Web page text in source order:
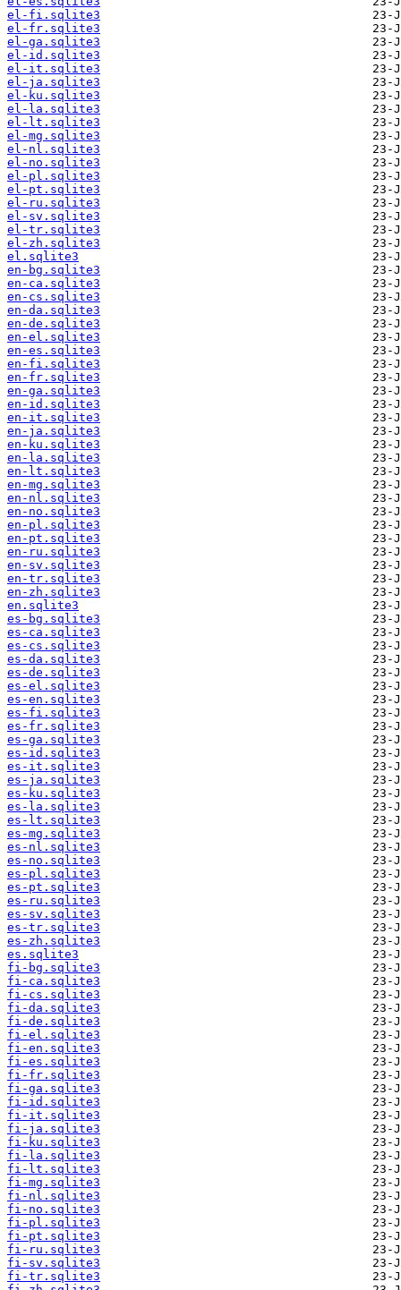
el-fi.sqlite3
el-fr.sqlite3
el-ga.sqlite3
el-id.sqlite3
el-it.sqlite3
el-ja.sqlite3
el-ku.sqlite3
el-la.sqlite3
el-lt.sqlite3
el-mg.sqlite3
el-nl.sqlite3
el-no.sqlite3
el-pl.sqlite3
el-pt.sqlite3
el-ru.sqlite3
el-sv.sqlite3
el-tr.sqlite3
el-zh.sqlite3
el.sqlite3
en-bg.sqlite3
en-ca.sqlite3
en-cs.sqlite3
en-da.sqlite3
en-de.sqlite3
en-el.sqlite3
en-es.sqlite3
en-fi.sqlite3
en-fr.sqlite3
en-ga.sqlite3
en-id.sqlite3
en-it.sqlite3
en-ja.sqlite3
en-ku.sqlite3
en-la.sqlite3
en-lt.sqlite3
en-mg.sqlite3
en-nl.sqlite3
en-no.sqlite3
en-pl.sqlite3
en-pt.sqlite3
en-ru.sqlite3
en-sv.sqlite3
en-tr.sqlite3
en-zh.sqlite3
en.sqlite3
es-bg.sqlite3
es-ca.sqlite3
es-cs.sqlite3
es-da.sqlite3
es-de.sqlite3
es-el.sqlite3
es-en.sqlite3
es-fi.sqlite3
es-fr.sqlite3
es-ga.sqlite3
es-id.sqlite3
es-it.sqlite3
es-ja.sqlite3
es-ku.sqlite3
es-la.sqlite3
es-lt.sqlite3
es-mg.sqlite3
es-nl.sqlite3
es-no.sqlite3
es-pl.sqlite3
es-pt.sqlite3
es-ru.sqlite3
es-sv.sqlite3
es-tr.sqlite3
es-zh.sqlite3
es.sqlite3
fi-bg.sqlite3
fi-ca.sqlite3
fi-cs.sqlite3
fi-da.sqlite3
fi-de.sqlite3
fi-el.sqlite3
fi-en.sqlite3
fi-es.sqlite3
fi-fr.sqlite3
fi-ga.sqlite3
fi-id.sqlite3
fi-it.sqlite3
fi-ja.sqlite3
fi-ku.sqlite3
fi-la.sqlite3
fi-lt.sqlite3
fi-mg.sqlite3
fi-nl.sqlite3
fi-no.sqlite3
fi-pl.sqlite3
fi-pt.sqlite3
fi-ru.sqlite3
fi-sv.sqlite3
fi-tr.sqlite3